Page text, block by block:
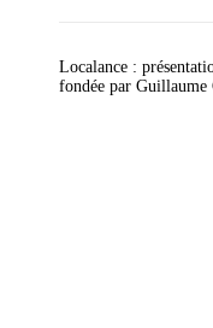
Localance :
fondée par Guillaume